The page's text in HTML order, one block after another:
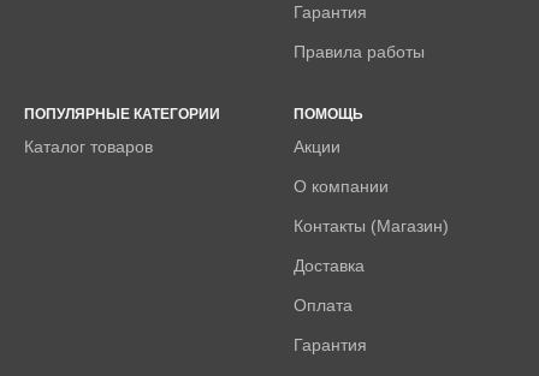
Гарантия
Правила работы
ПОПУЛЯРНЫЕ КАТЕГОРИИ
Каталог товаров
ПОМОЩЬ
Акции
О компании
Контакты (Магазин)
Доставка
Оплата
Гарантия